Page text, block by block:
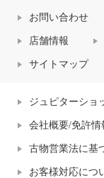
お問い合わせ
店舗情報
サイトマップ
ジュピターショ
会社概要/免許情
古物営業法に基
お客様対応につ